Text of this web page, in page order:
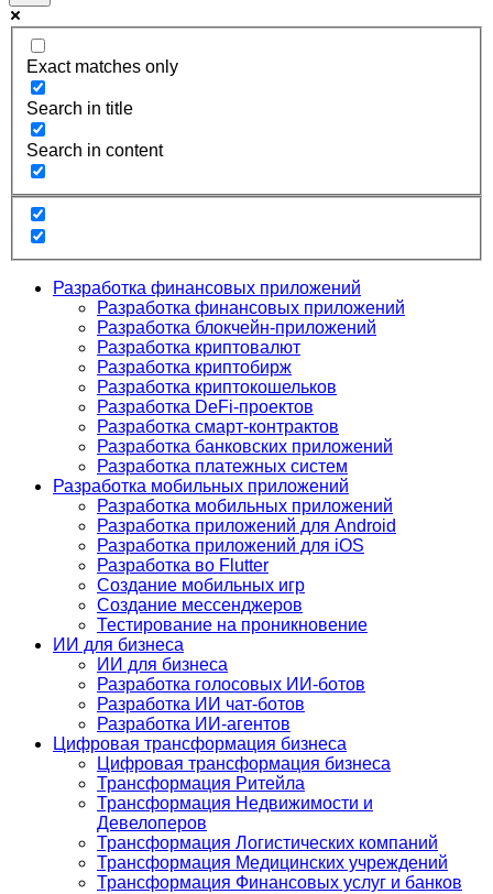
Exact matches only
Search in title
Search in content
Разработка финансовых приложений
Разработка финансовых приложений
Разработка блокчейн-приложений
Разработка криптовалют
Разработка криптобирж
Разработка криптокошельков
Разработка DeFi-проектов
Разработка смарт-контрактов
Разработка банковских приложений
Разработка платежных систем
Разработка мобильных приложений
Разработка мобильных приложений
Разработка приложений для Android
Разработка приложений для iOS
Разработка во Flutter
Создание мобильных игр
Создание мессенджеров
Тестирование на проникновение
ИИ для бизнеса
ИИ для бизнеса
Разработка голосовых ИИ-ботов
Разработка ИИ чат-ботов
Разработка ИИ-агентов
Цифровая трансформация бизнеса
Цифровая трансформация бизнеса
Трансформация Ритейла
Трансформация Недвижимости и
Девелоперов
Трансформация Логистических компаний
Трансформация Медицинских учреждений
Трансформация Финансовых услуг и банков